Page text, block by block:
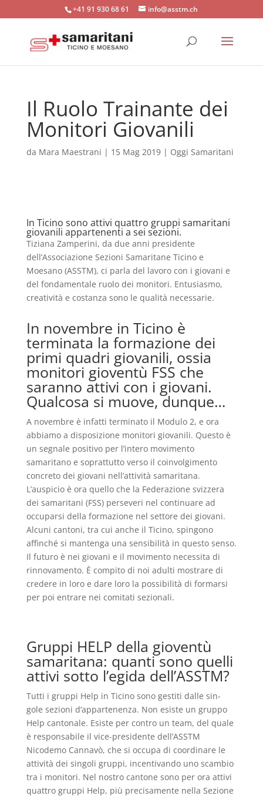
+41 91 930 68 61 info@asstm.ch
Il Ruolo Trainante dei
Monitori Giovanili
da Mara Maestrani | 15 Mag 2019| Oggi Samaritani
In Ticino sono attivi quattro gruppi samaritani
giovanili appartenenti a sei sezioni.
Tiziana Zamperini, da due anni presidente
dell’Associazione Sezioni Samaritane Ticino e
Moesano (ASSTM), ci parla del lavoro con i giovani e
del fondamentale ruolo dei monitori. Entusiasmo,
creatività e costanza sono le qualità necessarie.
In novembre in Ticino è
terminata la formazione dei
primi quadri giovanili, ossia
monitori gioventù FSS che
saranno attivi con i giovani.
Qualcosa si muove, dunque…
A novembre è infatti terminato il Modulo 2, e ora
abbiamo a disposizione monitori giovanili. Questo è
un segnale positivo per l’intero movimento
samaritano e soprattutto verso il coinvolgimento
concreto dei giovani nell’attività samaritana.
L’auspicio è ora quello che la Federazione svizzera
dei samaritani (FSS) perseveri nel continuare ad
occuparsi della formazione nel settore dei giovani.
Alcuni cantoni, tra cui anche il Ticino, spingono
affinché si mantenga una sensibilità in questo senso.
Il futuro è nei giovani e il movimento necessita di
rinnovamento. È compito di noi adulti mostrare di
credere in loro e dare loro la possibilità di formarsi
per poi entrare nei comitati sezionali.
Gruppi HELP della gioventù
samaritana: quanti sono quelli
attivi sotto l’egida dell’ASSTM?
Tutti i gruppi Help in Ticino sono gestiti dalle sin-
gole sezioni d’appartenenza. Non esiste un gruppo
Help cantonale. Esiste per contro un team, del quale
è responsabile il vice-presidente dell’ASSTM
Nicodemo Cannavò, che si occupa di coordinare le
attività dei singoli gruppi, incentivando uno scambio
tra i monitori. Nel nostro cantone sono per ora attivi
quattro gruppi Help, più precisamente nella Sezione